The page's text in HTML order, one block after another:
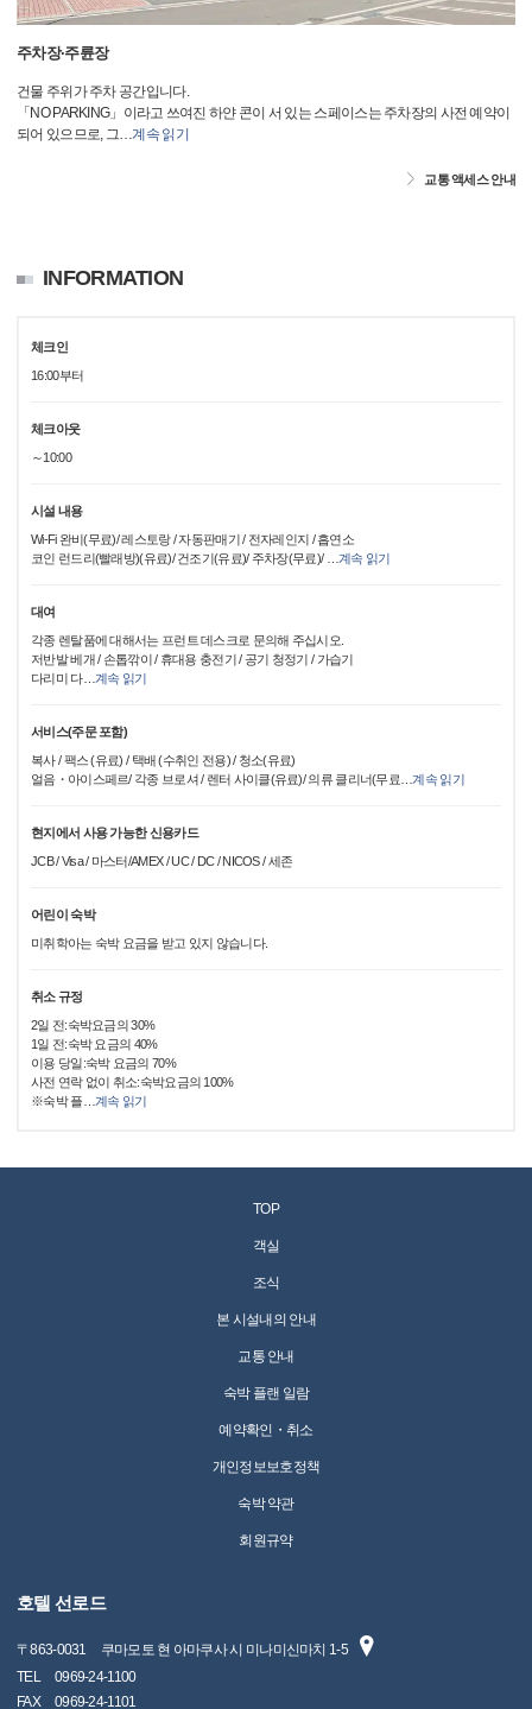
주차장·주륜장
건물 주위가 주차 공간입니다.
「NO PARKING」이라고 쓰여진 하얀 콘이 서 있는 스페이스는 주차장의 사전 예약이
되어 있으므로, 그…계속 읽기
교통 액세스 안내
INFORMATION
체크인
16:00부터
체크아웃
～10:00
시설 내용
Wi-Fi 완비(무료)/ 레스토랑 / 자동판매기 / 전자레인지 / 흡연소
코인 런드리(빨래방)(유료)/ 건조기(유료)/ 주차장(무료)/
계속 읽기
대여
각종 렌탈품에 대해서는 프런트 데스크로 문의해 주십시오.
저반발 베개 / 손톱깎이 / 휴대용 충전기 / 공기 청정기 / 가습기
다리미 다… 계속 읽기
서비스(주문 포함)
복사 / 팩스 (유료) / 택배 (수취인 전용) / 청소(유료)
얼음・아이스페르/ 각종 브로셔 / 렌터 사이클(유료)/ 의류 클리너(무료
계속 읽기
현지에서 사용 가능한 신용카드
JCB / Visa / 마스터/AMEX / UC / DC / NICOS / 세존
어린이 숙박
미취학아는 숙박 요금을 받고 있지 않습니다.
취소 규정
2일 전:숙박요금의 30%
1일 전:숙박 요금의 40%
이용 당일:숙박 요금의 70%
사전 연락 없이 취소:숙박요금의 100%
※숙박 플
계속 읽기
TOP
객실
조식
본 시설내의 안내
교통 안내
숙박 플랜 일람
예약확인・취소
개인정보보호정책
숙박 약관
회원규약
호텔 선로드
〒863-0031
쿠마모토 현 아마쿠사 시 미나미신마치 1-5
TEL
0969-24-1100
FAX
0969-24-1101